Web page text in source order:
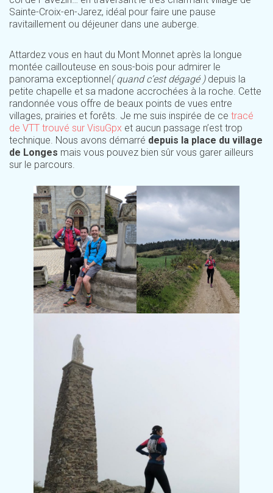
Sainte-Croix-en-Jarez, idéal pour faire une pause
ravitaillement ou déjeuner dans une auberge.
Attardez vous en haut du Mont Monnet après la longue
montée caillouteuse en sous-bois pour admirer le
panorama exceptionnel( quand c’est dégagé )depuis la
petite chapelle et sa madone accrochées à la roche. Cette
randonnée vous offre de beaux points de vues entre
villages, prairies et forêts. Je me suis inspirée de ce tracé
de VTT trouvé sur VisuGpx et aucun passage n’est trop
technique. Nous avons démarré depuis la place du village
de Longes mais vous pouvez bien sûr vous garer ailleurs
sur le parcours.